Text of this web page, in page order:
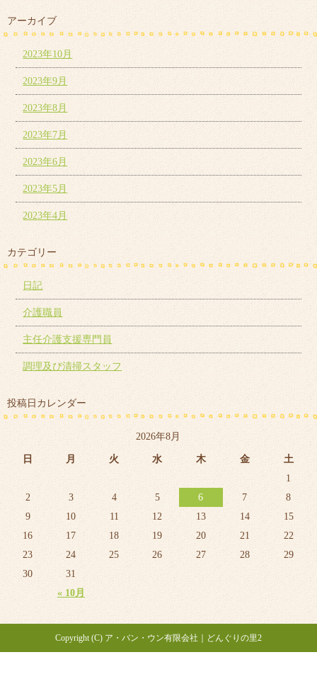
アーカイブ
2023年10月
2023年9月
2023年8月
2023年7月
2023年6月
2023年5月
2023年4月
カテゴリー
日記
介護職員
主任介護支援専門員
調理及び清掃スタッフ
投稿日カレンダー
2026年8月
日 月 火 水 木 金 土
« 10月
1
2
3 4 5 6 7
8
9
10 11 12 13 14
15
16
17 18 19 20 21
22
23
24 25 26 27 28
29
30
31
Copyright (C) ア・バン・ウン有限会社｜どんぐりの里2